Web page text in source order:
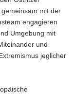
mit der
engagieren
Umgebung mit
und
jeglicher